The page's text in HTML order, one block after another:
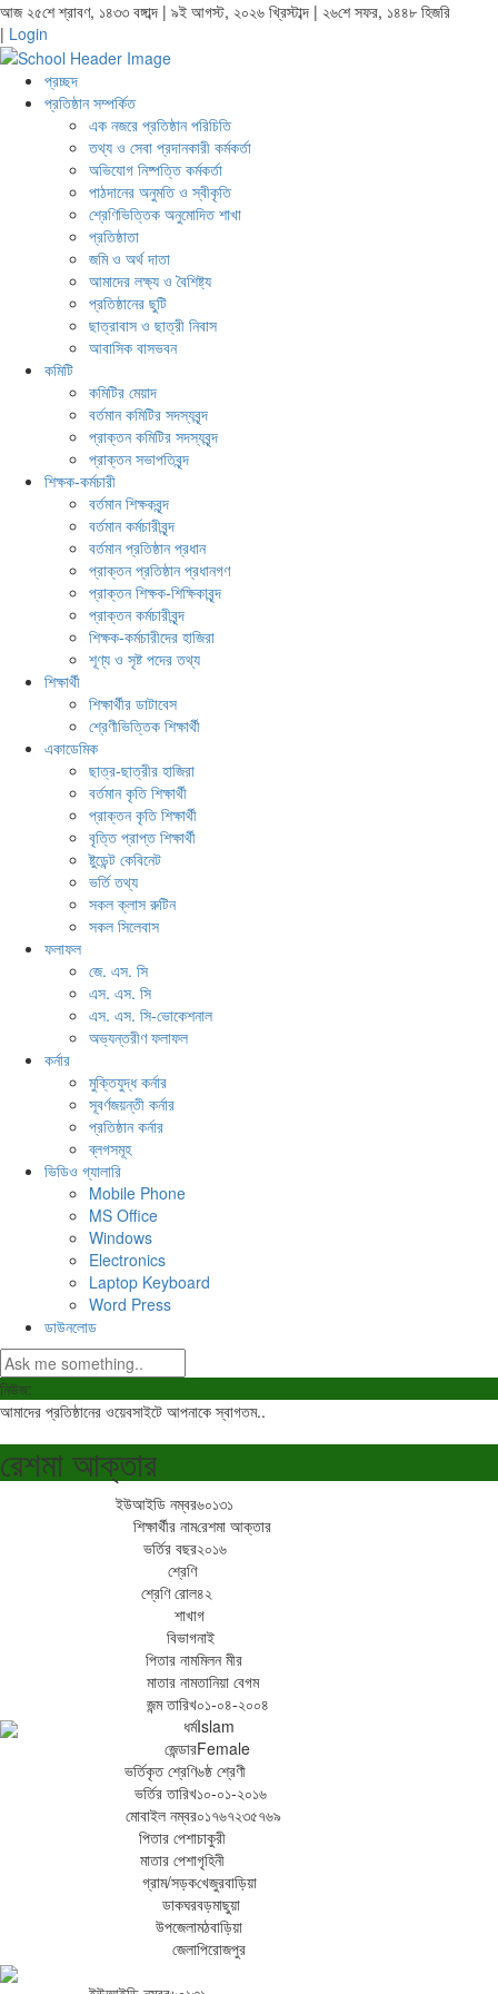
আজ ২৫শে শ্রাবণ, ১৪৩৩ বঙ্গাব্দ | ৯ই আগস্ট, ২০২৬ খ্রিস্টাব্দ | ২৬শে সফর, ১৪৪৮ হিজরি
| Login
প্রচ্ছদ
প্রতিষ্ঠান সম্পর্কিত
এক নজরে প্রতিষ্ঠান পরিচিতি
তথ্য ও সেবা প্রদানকারী কর্মকর্তা
অভিযোগ নিষ্পত্তি কর্মকর্তা
পাঠদানের অনুমতি ও স্বীকৃতি
শ্রেণিভিত্তিক অনুমোদিত শাখা
প্রতিষ্ঠাতা
জমি ও অর্থ দাতা
আমাদের লক্ষ্য ও বৈশিষ্ট্য
প্রতিষ্ঠানের ছুটি
ছাত্রাবাস ও ছাত্রী নিবাস
আবাসিক বাসভবন
কমিটি
কমিটির মেয়াদ
বর্তমান কমিটির সদস্যবৃন্দ
প্রাক্তন কমিটির সদস্যবৃন্দ
প্রাক্তন সভাপতিবৃন্দ
শিক্ষক-কর্মচারী
বর্তমান শিক্ষকবৃন্দ
বর্তমান কর্মচারীবৃন্দ
বর্তমান প্রতিষ্ঠান প্রধান
প্রাক্তন প্রতিষ্ঠান প্রধানগণ
প্রাক্তন শিক্ষক-শিক্ষিকাবৃন্দ
প্রাক্তন কর্মচারীবৃন্দ
শিক্ষক-কর্মচারীদের হাজিরা
শূণ্য ও সৃষ্ট পদের তথ্য
শিক্ষার্থী
শিক্ষার্থীর ডাটাবেস
শ্রেণীভিত্তিক শিক্ষার্থী
একাডেমিক
ছাত্র-ছাত্রীর হাজিরা
বর্তমান কৃতি শিক্ষার্থী
প্রাক্তন কৃতি শিক্ষার্থী
বৃত্তি প্রাপ্ত শিক্ষার্থী
ষ্টুডেন্ট কেবিনেট
ভর্তি তথ্য
সকল ক্লাস রুটিন
সকল সিলেবাস
ফলাফল
জে. এস. সি
এস. এস. সি
এস. এস. সি-ভোকেশনাল
অভ্যন্তরীণ ফলাফল
কর্নার
মুক্তিযুদ্ধ কর্নার
সূবর্ণজয়ন্তী কর্নার
প্রতিষ্ঠান কর্নার
ব্লগসমূহ
ভিডিও গ্যালারি
Mobile Phone
MS Office
Windows
Electronics
Laptop Keyboard
Word Press
ডাউনলোড
নিউজ:
আমাদের প্রতিষ্ঠানের ওয়েবসাইটে আপনাকে স্বাগতম..
রেশমা আক্তার
ইউআইডি নম্বর৬০১৩১
শিক্ষার্থীর নামরেশমা আক্তার
ভর্তির বছর২০১৬
শ্রেণি
শ্রেণি রোল৪২
শাখাগ
বিভাগনাই
পিতার নামমিলন মীর
মাতার নামতানিয়া বেগম
জন্ম তারিখ০১-০৪-২০০৪
ধর্মIslam
জেন্ডারFemale
ভর্তিকৃত শ্রেণি৬ষ্ঠ শ্রেণী
ভর্তির তারিখ১০-০১-২০১৬
মোবাইল নম্বর০১৭৬৭২৩৫৭৬৯
পিতার পেশাচাকুরী
মাতার পেশাগৃহিনী
গ্রাম/সড়কখেজুরবাড়িয়া
ডাকঘরবড়মাছুয়া
উপজেলামঠবাড়িয়া
জেলাপিরোজপুর